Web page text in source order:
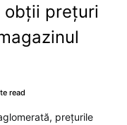
obții prețuri
read
prețurile